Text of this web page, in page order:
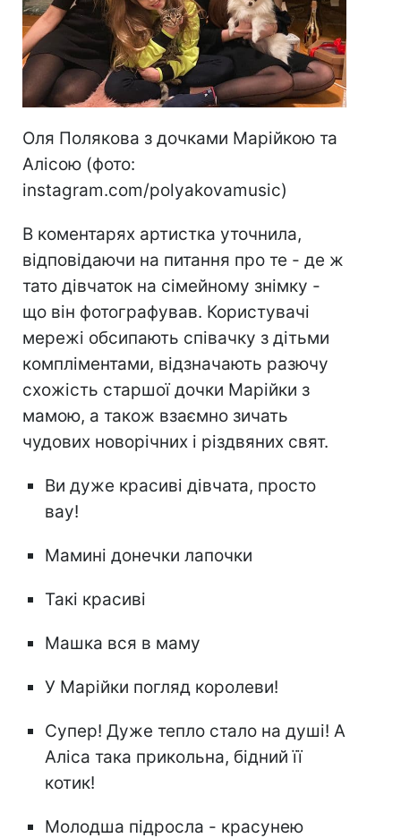
Оля Полякова з дочками Марійкою та
Алісою (фото:
instagram.com/polyakovamusic)
В коментарях артистка уточнила,
відповідаючи на питання про те - де ж
тато дівчаток на сімейному знімку -
що він фотографував. Користувачі
мережі обсипають співачку з дітьми
компліментами, відзначають разючу
схожість старшої дочки Марійки з
мамою, а також взаємно зичать
чудових новорічних і різдвяних свят.
Ви дуже красиві дівчата, просто
вау!
Мамині донечки лапочки
Такі красиві
Машка вся в маму
У Марійки погляд королеви!
Супер! Дуже тепло стало на душі! А
Аліса така прикольна, бідний її
котик!
Молодша підросла - красунею